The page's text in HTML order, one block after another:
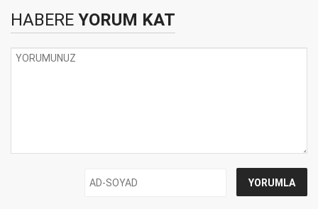
HABERE YORUM KAT